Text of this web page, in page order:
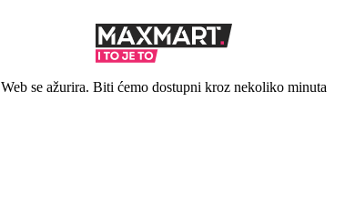
Web se ažurira. Biti ćemo dostupni kroz nekoliko minuta